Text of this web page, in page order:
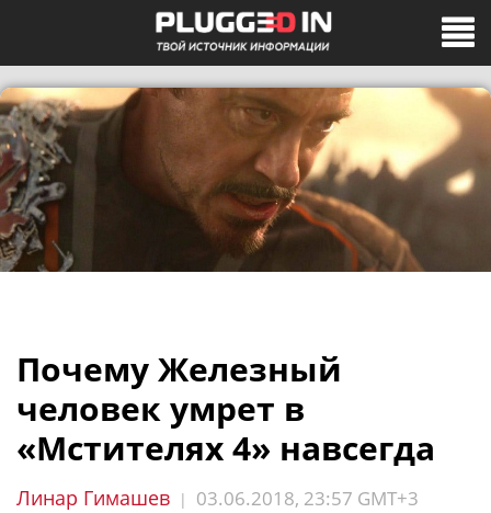
Почему Железный
человек умрет в
«Мстителях 4» навсегда
Линар Гимашев | 03.06.2018, 23:57 GMT+3